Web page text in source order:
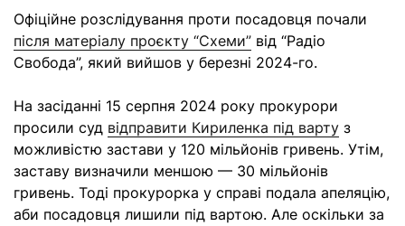
Офіційне розслідування проти посадовця почали
після матеріалу проєкту “Схеми” від “Радіо
Свобода”, який вийшов у березні 2024-го.
На засіданні 15 серпня 2024 року прокурори
просили суд відправити Кириленка під варту з
можливістю застави у 120 мільйонів гривень. Утім,
заставу визначили меншою — 30 мільйонів
гривень. Тоді прокурорка у справі подала апеляцію,
аби посадовця лишили під вартою. Але оскільки за